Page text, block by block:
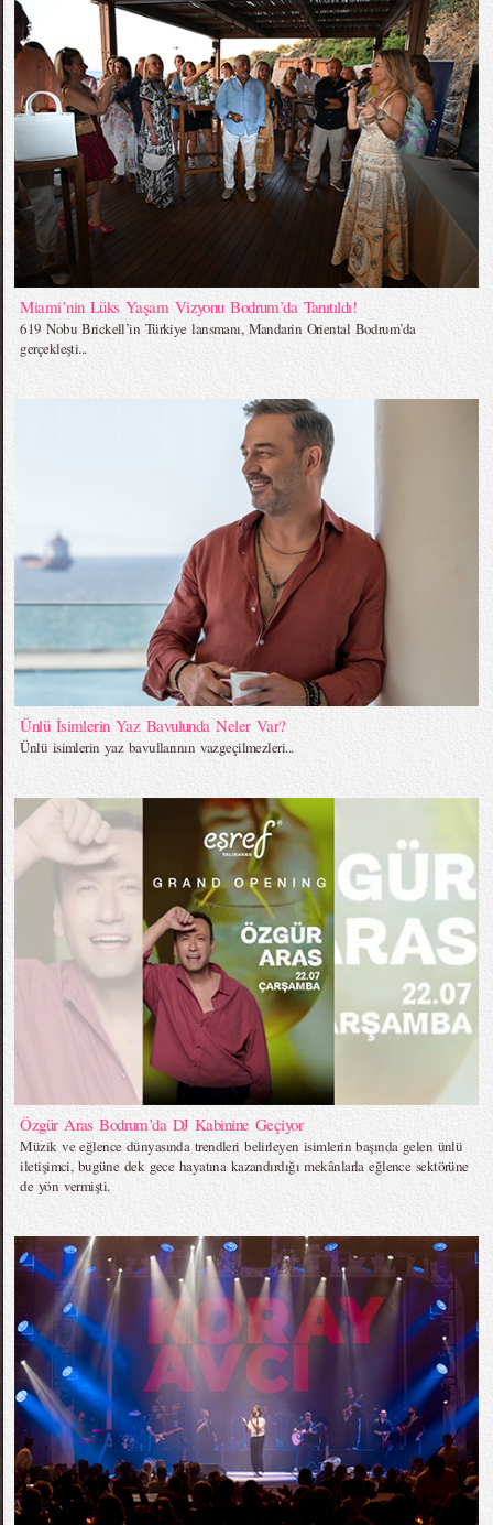
Miami’nin Lüks Yaşam Vizyonu Bodrum’da Tanıtıldı!
619 Nobu Brickell’in Türkiye lansmanı, Mandarin Oriental Bodrum’da
gerçekleşti...
Ünlü İsimlerin Yaz Bavulunda Neler Var?
Ünlü isimlerin yaz bavullarının vazgeçilmezleri...
Özgür Aras Bodrum’da DJ Kabinine Geçiyor
Müzik ve eğlence dünyasında trendleri belirleyen isimlerin başında gelen ünlü
iletişimci, bugüne dek gece hayatına kazandırdığı mekânlarla eğlence sektörüne
de yön vermişti.